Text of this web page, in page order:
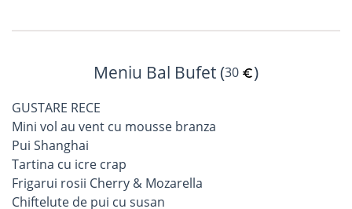
Meniu Bal Bufet (30 )
GUSTARE RECE
Mini vol au vent cu mousse branza
Pui Shanghai
Tartina cu icre crap
Frigarui rosii Cherry & Mozarella
Chiftelute de pui cu susan